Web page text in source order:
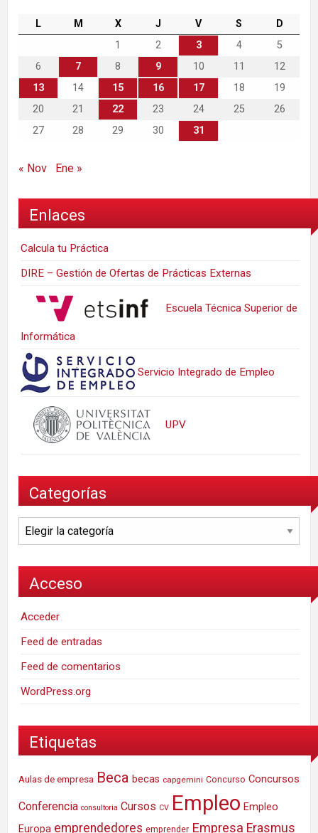
L M X J V S
D
1
2 3 4
5
6
7 8 9 10 11
12
13
14 15 16 17 18
19
20
21 22 23 24 25
26
27
28 29 30 31
« Nov Ene »
Enlaces
Calcula tu Práctica
DIRE – Gestión de Ofertas de Prácticas Externas
Escuela Técnica Superior de
Informática
Servicio Integrado de Empleo
UPV
Categorías
Categorías
Acceso
Acceder
Feed de entradas
Feed de comentarios
WordPress.org
Etiquetas
Aulas de empresa Beca becas capgemini Concurso Concursos
Conferencia consultoria Cursos CV Empleo Empleo
Europa emprendedores emprender Empresa Erasmus